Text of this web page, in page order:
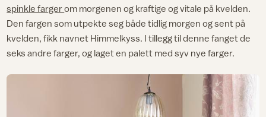
spinkle fargerom morgenen og kraftige og vitale på kvelden.
Den fargen som utpekte seg både tidlig morgen og sent på
kvelden, fikk navnet Himmelkyss. I tillegg til denne fanget de
seks andre farger, og laget en palett med syv nye farger.